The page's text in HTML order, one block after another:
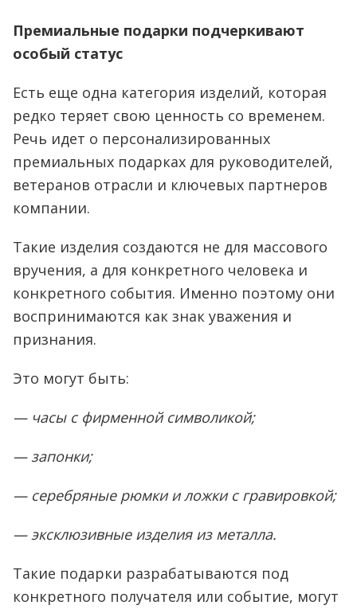
Премиальные подарки подчеркивают
особый статус
Есть еще одна категория изделий, которая
редко теряет свою ценность со временем.
Речь идет о персонализированных
премиальных подарках для руководителей,
ветеранов отрасли и ключевых партнеров
компании.
Такие изделия создаются не для массового
вручения, а для конкретного человека и
конкретного события. Именно поэтому они
воспринимаются как знак уважения и
признания.
Это могут быть:
— часы с фирменной символикой;
— запонки;
— серебряные рюмки и ложки с гравировкой;
— эксклюзивные изделия из металла.
Такие подарки разрабатываются под
конкретного получателя или событие, могут